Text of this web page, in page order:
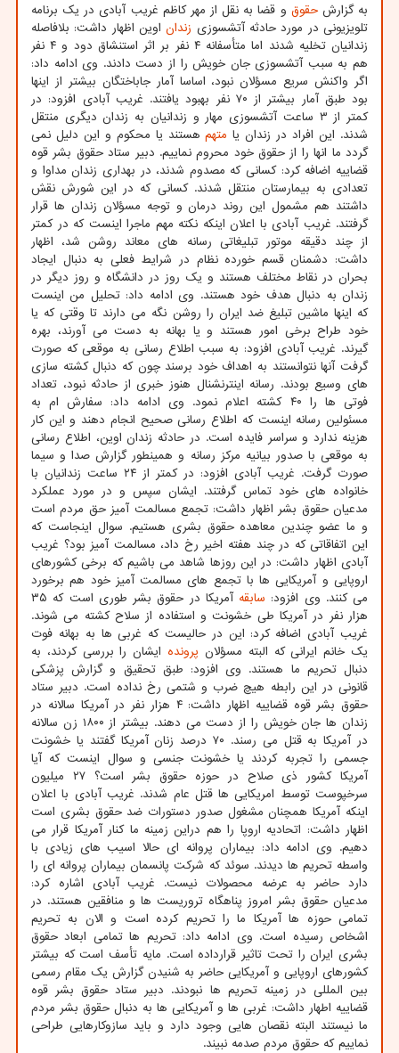
به گزارشحقوق و قضا به نقل از مهر کاظم غریب آبادی در یک برنامه
تلویزیونی در مورد حادثه آتشسوزی زنداناوین اظهار داشت: بلافاصله
زندانیان تخلیه شدند اما متأسفانه ۴ نفر بر اثر استنشاق دود و ۴ نفر
هم به سبب آتشسوزی جان خویش را از دست دادند. وی ادامه داد:
اگر واکنش سریع مسؤلان نبود، اساسا آمار جاباختگان بیشتر از اینها
بود طبق آمار بیشتر از ۷۰ نفر بهبود یافتند. غریب آبادی افزود: در
کمتر از ۳ ساعت آتشسوزی مهار و زندانیان به زندان دیگری منتقل
شدند. این افراد در زندان یا متهمهستند یا محکوم و این دلیل نمی
گردد ما انها را از حقوق خود محروم نماییم. دبیر ستاد حقوق بشر قوه
قضاییه اضافه کرد: کسانی که مصدوم شدند، در بهداری زندان مداوا و
تعدادی به بیمارستان منتقل شدند. کسانی که در این شورش نقش
داشتند هم مشمول این روند درمان و توجه مسؤلان زندان ها قرار
گرفتند. غریب آبادی با اعلان اینکه نکته مهم ماجرا اینست که در کمتر
از چند دقیقه موتور تبلیغاتی رسانه های معاند روشن شد، اظهار
داشت: دشمنان قسم خورده نظام در شرایط فعلی به دنبال ایجاد
بحران در نقاط مختلف هستند و یک روز در دانشگاه و روز دیگر در
زندان به دنبال هدف خود هستند. وی ادامه داد: تحلیل من اینست
که اینها ماشین تبلیغ ضد ایران را روشن نگه می دارند تا وقتی که یا
خود طراح برخی امور هستند و یا بهانه به دست می آورند، بهره
گیرند. غریب آبادی افزود: به سبب اطلاع رسانی به موقعی که صورت
گرفت آنها نتوانستند به اهداف خود برسند چون که دنبال کشته سازی
های وسیع بودند. رسانه اینترنشنال هنوز خبری از حادثه نبود، تعداد
فوتی ها را ۴۰ کشته اعلام نمود. وی ادامه داد: سفارش ام به
مسئولین رسانه اینست که اطلاع رسانی صحیح انجام دهند و این کار
هزینه ندارد و سراسر فایده است. در حادثه زندان اوین، اطلاع رسانی
به موقعی با صدور بیانیه مرکز رسانه و همینطور گزارش صدا و سیما
صورت گرفت. غریب آبادی افزود: در کمتر از ۲۴ ساعت زندانیان با
خانواده های خود تماس گرفتند. ایشان سپس و در مورد عملکرد
مدعیان حقوق بشر اظهار داشت: تجمع مسالمت آمیز حق مردم است
و ما عضو چندین معاهده حقوق بشری هستیم. سوال اینجاست که
این اتفاقاتی که در چند هفته اخیر رخ داد، مسالمت آمیز بود؟ غریب
آبادی اظهار داشت: در این روزها شاهد می باشیم که برخی کشورهای
اروپایی و آمریکایی ها با تجمع های مسالمت آمیز خود هم برخورد
می کنند. وی افزود: سابقه
آمریکا در حقوق بشر طوری است که ۳۵
هزار نفر در آمریکا طی خشونت و استفاده از سلاح کشته می شوند.
غریب آبادی اضافه کرد: این در حالیست که غربی ها به بهانه فوت
یک خانم ایرانی که البته مسؤلان پرونده ایشان را بررسی کردند، به
دنبال تحریم ما هستند. وی افزود: طبق تحقیق و گزارش پزشکی
قانونی در این رابطه هیچ ضرب و شتمی رخ نداده است. دبیر ستاد
حقوق بشر قوه قضاییه اظهار داشت: ۴ هزار نفر در آمریکا سالانه در
زندان ها جان خویش را از دست می دهند. بیشتر از ۱۸۰۰ زن سالانه
در آمریکا به قتل می رسند. ۷۰ درصد زنان آمریکا گفتند یا خشونت
جسمی را تجربه کردند یا خشونت جنسی و سوال اینست که آیا
آمریکا کشور ذی صلاح در حوزه حقوق بشر است؟ ۲۷ میلیون
سرخپوست توسط امریکایی ها قتل عام شدند. غریب آبادی با اعلان
اینکه آمریکا همچنان مشغول صدور دستورات ضد حقوق بشری است
اظهار داشت: اتحادیه اروپا را هم دراین زمینه ما کنار آمریکا قرار می
دهیم. وی ادامه داد: بیماران پروانه ای حالا اسیب های زیادی با
واسطه تحریم ها دیدند. سوئد که شرکت پانسمان بیماران پروانه ای را
دارد حاضر به عرضه محصولات نیست. غریب آبادی اشاره کرد:
مدعیان حقوق بشر امروز پناهگاه تروریست ها و منافقین هستند. در
تمامی حوزه ها آمریکا ما را تحریم کرده است و الان به تحریم
اشخاص رسیده است. وی ادامه داد: تحریم ها تمامی ابعاد حقوق
بشری ایران را تحت تاثیر قرارداده است. مایه تأسف است که بیشتر
کشورهای اروپایی و آمریکایی حاضر به شنیدن گزارش یک مقام رسمی
بین المللی در زمینه تحریم ها نبودند. دبیر ستاد حقوق بشر قوه
قضاییه اطهار داشت: غربی ها و آمریکایی ها به دنبال حقوق بشر مردم
ما نیستند البته نقصان هایی وجود دارد و باید سازوکارهایی طراحی
نماییم که حقوق مردم صدمه نبیند.